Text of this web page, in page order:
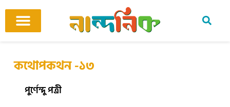
content
কথোপকথন -১৩
পুর্ণেন্দু পত্রী